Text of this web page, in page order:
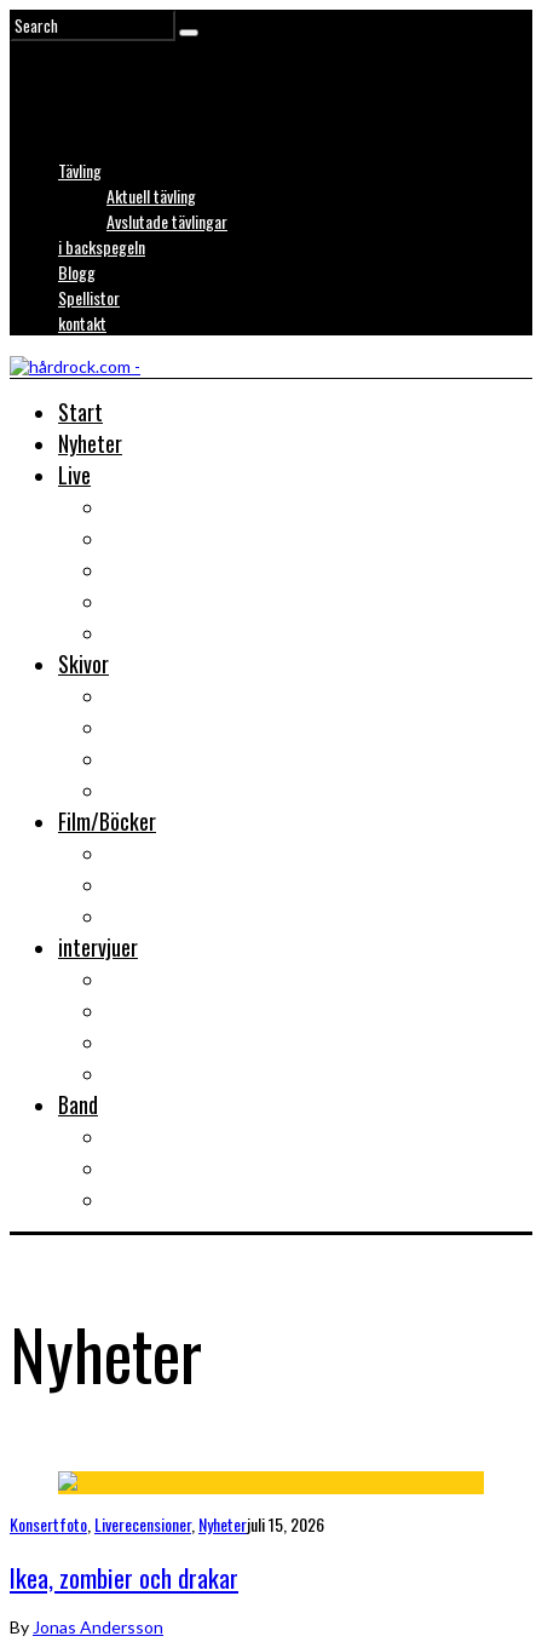
Tävling
Aktuell tävling
Avslutade tävlingar
i backspegeln
Blogg
Spellistor
kontakt
Start
Nyheter
Live
Skivor
Film/Böcker
intervjuer
Band
Nyheter
Konsertfoto,Liverecensioner,Nyheterjuli 15, 2026
Ikea, zombier och drakar
By Jonas Andersson